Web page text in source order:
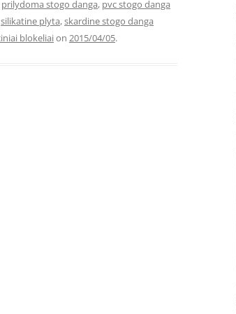
prilydoma stogo danga, pvc stogo danga
silikatine plyta,skardine stogo danga
blokeliaion 2015/04/05.